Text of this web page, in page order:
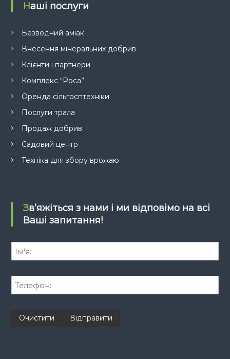
Наші послуги
Безводний аміак
Внесення мінеральних добрив
Клієнти і партнери
Комплекс “Роса”
Оренда сільгосптехніки
Послуги трала
Продаж добрив
Садовий центр
Техніка для збору врожаю
Зв’яжіться з нами і ми відповімо на всі
Ваші запитання!